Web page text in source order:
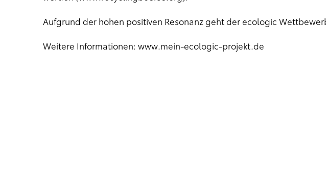
Aufgrund der hohen positiven Resonanz geht der ecologic
Weitere Informationen: www.mein-ecologic-projekt.de